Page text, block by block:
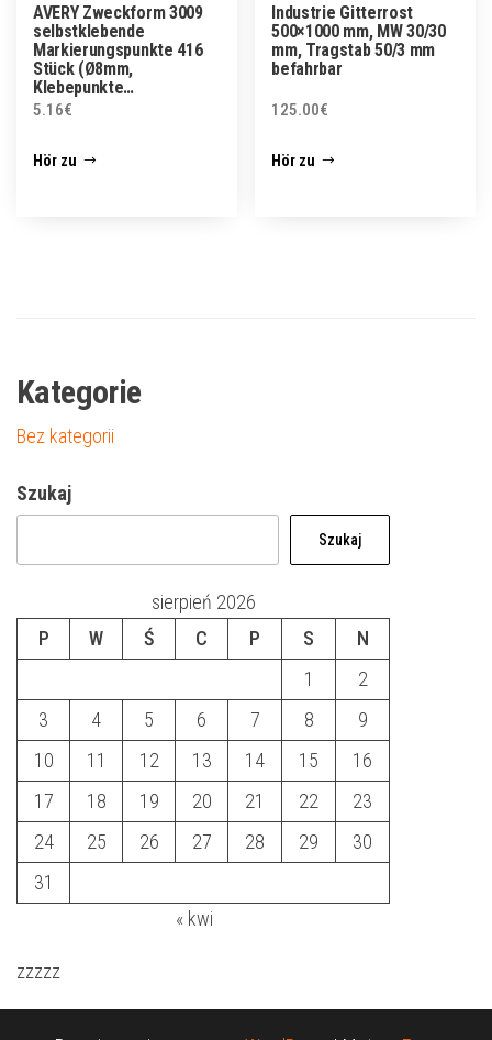
AVERY Zweckform 3009
selbstklebende
Markierungspunkte 416
Stück (Ø8mm,
Klebepunkte…
5.16€
Hör zu
Industrie Gitterrost
500×1000 mm, MW 30/30
mm, Tragstab 50/3 mm
befahrbar
125.00€
Hör zu
Kategorie
Bez kategorii
Szukaj
Szukaj
sierpień 2026
P
W Ś C P S
N
1
2
3
4 5 6 7 8
9
10
11 12 13 14 15
16
17
18 19 20 21 22
23
24
25 26 27 28 29
30
31
« kwi
zzzzz